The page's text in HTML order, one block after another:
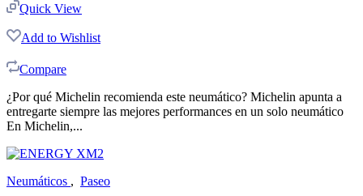
Quick View
Add to Wishlist
Compare
¿Por qué Michelin recomienda este neumático? Michelin apunta a
entregarte siempre las mejores performances en un solo neumático
En Michelin,...
Neumáticos , Paseo